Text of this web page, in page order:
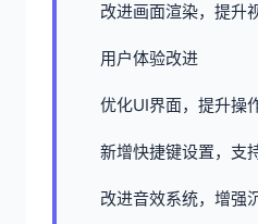
改进画面渲染，提升
用户体验改进
优化UI界面，提升操
新增快捷键设置，支
改进音效系统，增强